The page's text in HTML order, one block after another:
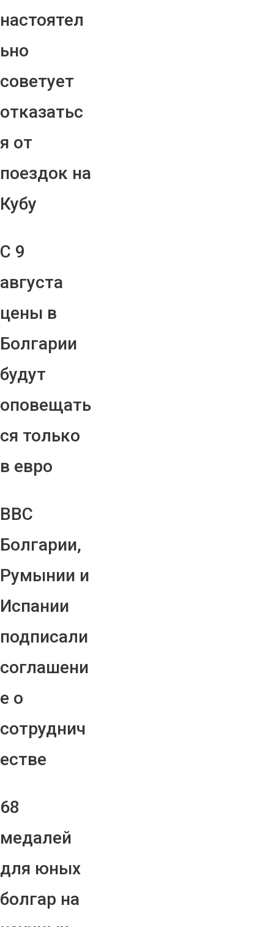
настоятел
ьно
советует
отказатьс
я от
поездок на
Кубу
С 9
августа
цены в
Болгарии
будут
оповещать
ся только
в евро
ВВС
Болгарии,
Румынии и
Испании
подписали
соглашени
е о
сотруднич
естве
68
медалей
для юных
болгар на